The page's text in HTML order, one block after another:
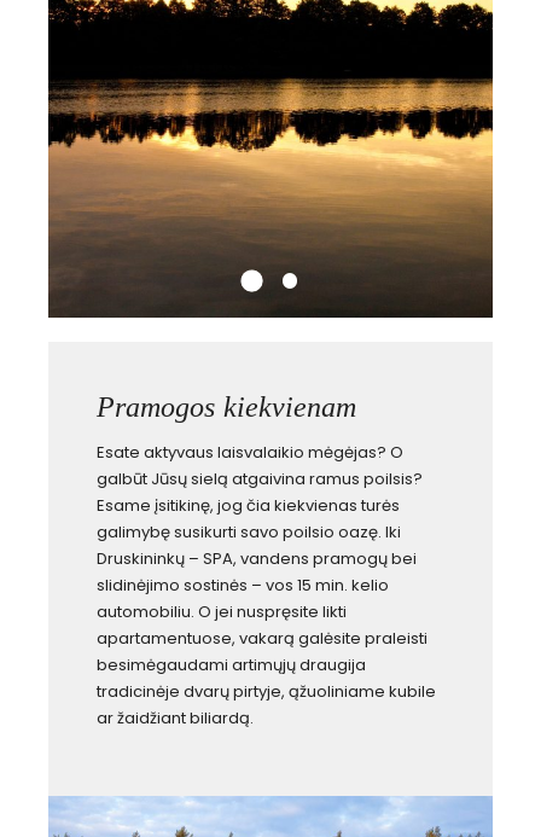
Pramogos kiekvienam
Esate aktyvaus laisvalaikio mėgėjas? O
galbūt Jūsų sielą atgaivina ramus poilsis?
Esame įsitikinę, jog čia kiekvienas turės
galimybę susikurti savo poilsio oazę. Iki
Druskininkų – SPA, vandens pramogų bei
slidinėjimo sostinės – vos 15 min. kelio
automobiliu. O jei nuspręsite likti
apartamentuose, vakarą galėsite praleisti
besimėgaudami artimųjų draugija
tradicinėje dvarų pirtyje, ąžuoliniame kubile
ar žaidžiant biliardą.